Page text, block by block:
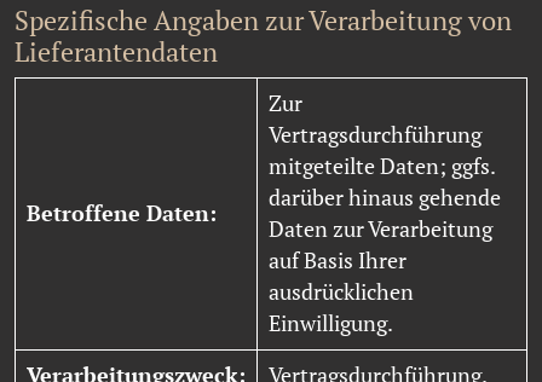
Spezifische Angaben zur Verarbeitung von
Lieferantendaten
Betroffene Daten:
Zur
Vertragsdurchführung
mitgeteilte Daten; ggfs.
darüber hinaus gehende
Daten zur Verarbeitung
auf Basis Ihrer
ausdrücklichen
Einwilligung.
Verarbeitungszweck:
Vertragsdurchführung.